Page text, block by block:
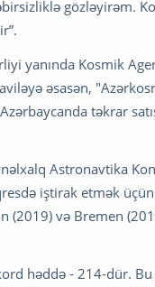
gözləyirəm.
yanında Kosmik
əsasən,
təkrar
Astronavtika
iştirak etmək
(2019) və Bremen
həddə - 214-dür.